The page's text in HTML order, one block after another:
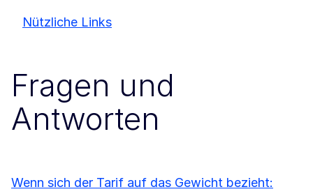
Nützliche Links
Fragen und
Antworten
Wenn sich der Tarif auf das Gewicht bezieht: